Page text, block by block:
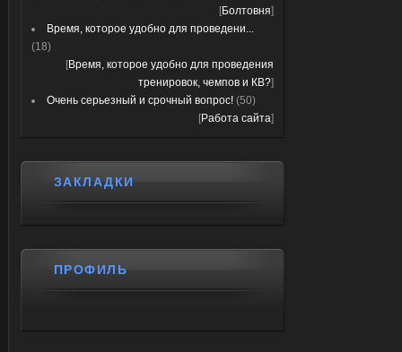
[Болтовня]
Время, которое удобно для проведени...
(18)
[Время, которое удобно для проведения
тренировок, чемпов и КВ?]
Очень серьезный и срочный вопрос! (50)
[Работа сайта]
ЗАКЛАДКИ
ПРОФИЛЬ